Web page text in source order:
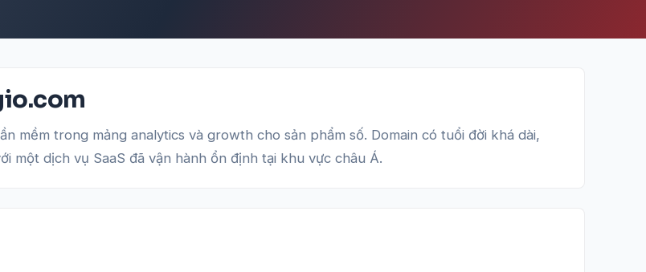
mềm trong mảng analytics và growth cho sản phẩm số. Domain có tuổi đời khá dài,
một dịch vụ SaaS đã vận hành ổn định tại khu vực châu Á.